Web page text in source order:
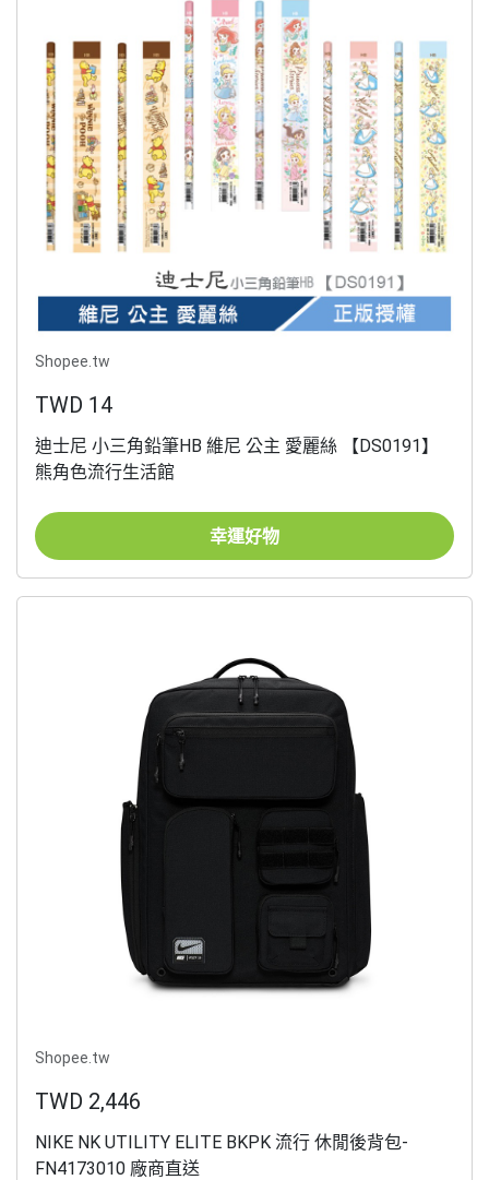
Shopee.tw
TWD 14
迪士尼 小三角鉛筆HB 維尼 公主 愛麗絲 【DS0191】
熊角色流行生活館
幸運好物
Shopee.tw
TWD 2,446
NIKE NK UTILITY ELITE BKPK 流行 休閒後背包-
FN4173010 廠商直送